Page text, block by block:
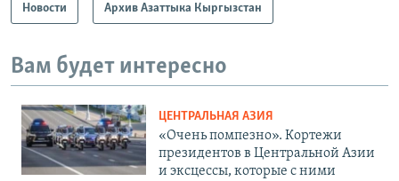
Новости Архив Азаттыка Кыргызстан
Вам будет интересно
ЦЕНТРАЛЬНАЯ АЗИЯ
«Очень помпезно». Кортежи
президентов в Центральной Азии
и эксцессы, которые с ними